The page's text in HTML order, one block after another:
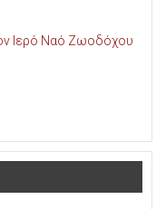
Ιερό Ναό Ζωοδόχου